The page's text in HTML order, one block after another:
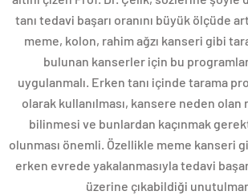
tanı tedavi başarı oranını büyük ölçüde
meme, kolon, rahim ağzı kanseri gibi
bulunan kanserler için bu
uygulanmalı. Erken tanı içinde tarama
olarak kullanılması, kansere neden
bilinmesi ve bunlardan kaçınmak
olunması önemli. Özellikle meme kanseri
erken evrede yakalanmasıyla tedavi
üzerine çıkabildiği